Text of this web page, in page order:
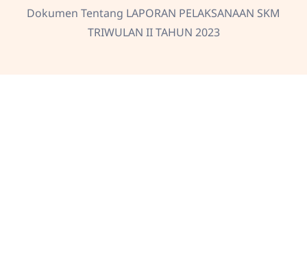
Dokumen Tentang LAPORAN PELAKSANAAN SKM
TRIWULAN II TAHUN 2023